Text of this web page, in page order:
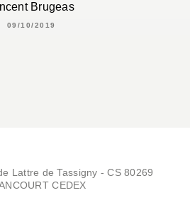
Brugeas
09/10/2019
Lattre de Tassigny - CS 80269
CEDEX